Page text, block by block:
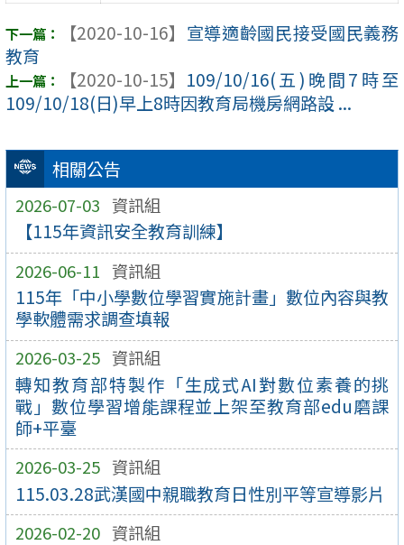
相關公告
2026-07-03 資訊組
【115年資訊安全教育訓練】
2026-06-11 資訊組
115年「中小學數位學習實施計畫」數位內容與教
學軟體需求調查填報
2026-03-25 資訊組
轉知教育部特製作「生成式AI對數位素養的挑
戰」數位學習增能課程並上架至教育部edu磨課
師+平臺
2026-03-25 資訊組
115.03.28武漢國中親職教育日性別平等宣導影片
2026-02-20 資訊組
【2020-10-16】 宣導適齡國民接受國民義務
教育
【2020-10-15】 109/10/16(五)晚間7時至
109/10/18(日)早上8時因教育局機房網路設 ...